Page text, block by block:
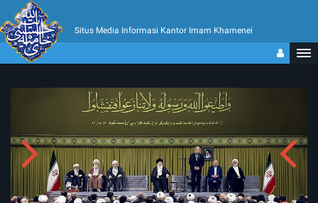
Situs Media Informasi Kantor Imam Khamenei